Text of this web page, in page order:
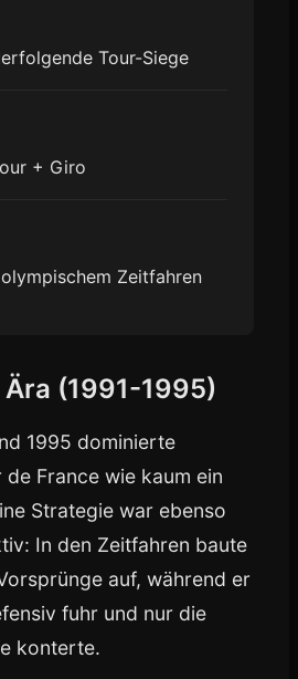
Tour-Siege
+ Giro
Zeitfahren
(1991-1995)
1995 dominierte
France wie kaum ein
Strategie war ebenso
In den Zeitfahren baute
auf, während er
fuhr und nur die
konterte.